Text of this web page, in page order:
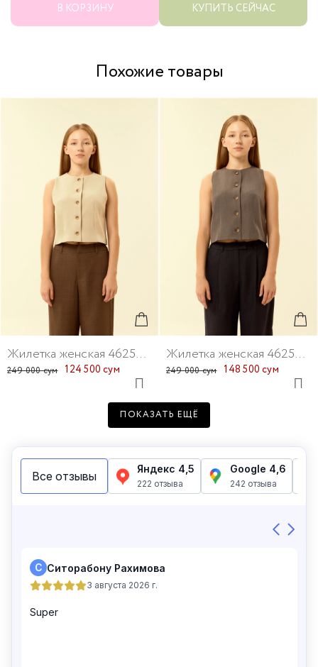
В КОРЗИНУ КУПИТЬ СЕЙЧАС
Похожие товары
Жилетка женская 46257-15
249 000 сум 124 500 сум
Жилетка женская 46257-61
249 000 сум 148 500 сум
Жилетка женская 46135-1
ПОКАЗАТЬ ЕЩЁ